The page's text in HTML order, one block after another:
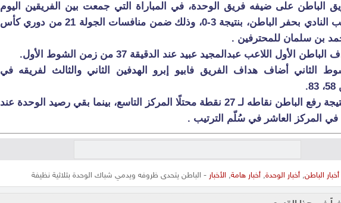
الباطن على ضيفه فريق الوحدة، في المباراة التي جمعت بين الفريقين اليوم
على ملعب النادي بحفر الباطن، بنتيجة 3-0، وذلك ضمن منافسات الجولة 21 من دوري كأس
بن سلمان للمحترفين .
الأول اللاعب عبدالمجيد عبيد عند الدقيقة 37 من زمن الشوط الأول.
الثاني أضاف هداف الفريق فابيو إبرو الهدفين الثاني والثالث لفريقه في
وبهذه النتيجة رفع الباطن نقاطه لـ 27 نقطة محتلًا المركز التاسع، بينما بقي رصيد الوحدة عند
أخبار الباطن,أخبار الوحدة,أخبار هامة, الأخبار - الباطن يتحدى ظروفه ويدمي شباك الوحدة بثلاثية نظيفة